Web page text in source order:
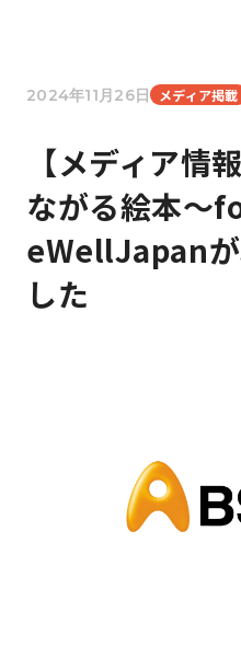
2024年11月26日 メディア掲載
【メディア情
ながる絵本〜
eWellJapan
した